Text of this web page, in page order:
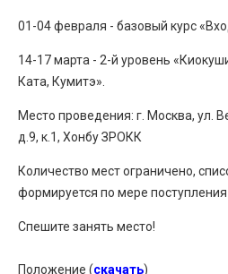
01-04 февраля - базовый курс
14-17 марта - 2-й уровень «К
Ката, Кумитэ».
Место проведения: г. Москва, ул.
д.9, к.1, Хонбу ЗРОКК
Количество мест ограничено,
формируется по мере поступления
Спешите занять место!
Положение (скачать)